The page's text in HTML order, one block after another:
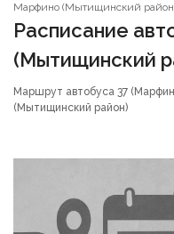
Марфино (Мытищинский
Расписание
(Мытищинский
Маршрут автобуса 37
(Мытищинский район)